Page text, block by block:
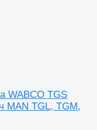
WABCO TGS
MAN TGL, TGM,